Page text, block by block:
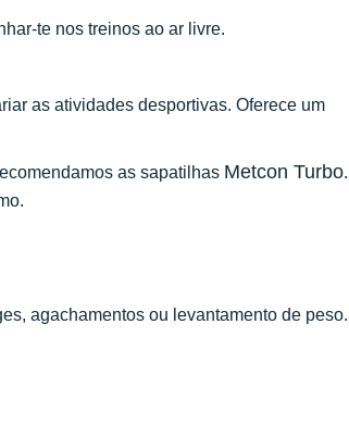
te nos treinos ao ar livre.
as atividades desportivas. Oferece um
as sapatilhas Metcon Turbo.
agachamentos ou levantamento de peso.